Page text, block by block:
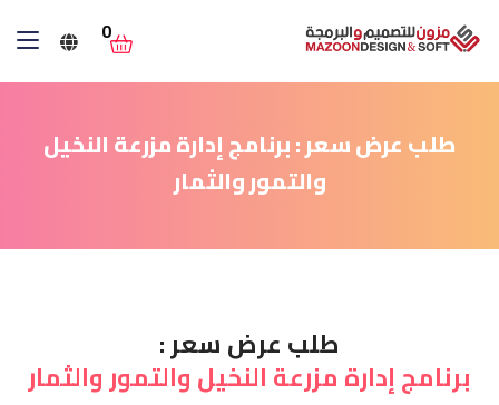
0
طلب عرض سعر : برنامج إدارة مزرعة النخيل
والتمور والثمار
طلب عرض سعر :
برنامج إدارة مزرعة النخيل والتمور والثمار